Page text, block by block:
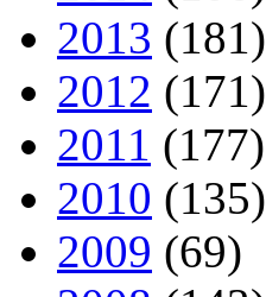
2013 (181)
2012 (171)
2011 (177)
2010 (135)
2009 (69)